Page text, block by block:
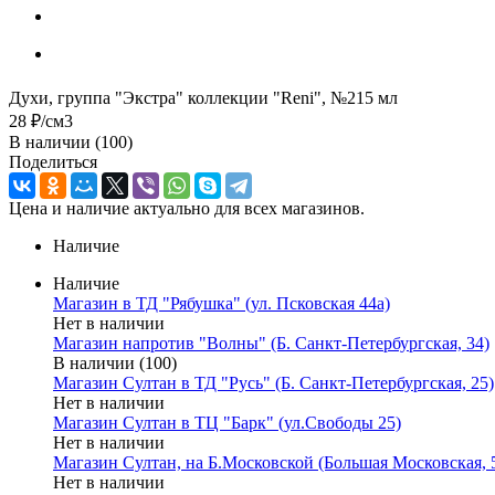
Духи, группа "Экстра" коллекции "Reni", №215 мл
28 ₽/см3
В наличии (100)
Поделиться
Цена и наличие актуально для всех магазинов.
Наличие
Наличие
Магазин в ТД "Рябушка" (ул. Псковская 44а)
Нет в наличии
Магазин напротив "Волны" (Б. Санкт-Петербургская, 34)
В наличии (100)
Магазин Султан в ТД "Русь" (Б. Санкт-Петербургская, 25)
Нет в наличии
Магазин Султан в ТЦ "Барк" (ул.Свободы 25)
Нет в наличии
Магазин Султан, на Б.Московской (Большая Московская,
Нет в наличии